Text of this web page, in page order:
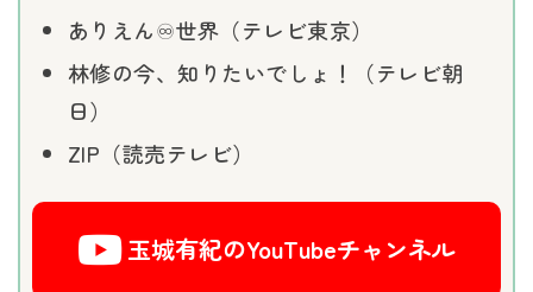
ありえん♾️世界（テレビ東京）
林修の今、知りたいでしょ！（テレビ朝
日）
ZIP（読売テレビ）
玉城有紀のYouTubeチャンネル